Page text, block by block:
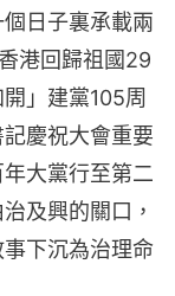
日子裏承載兩
港回歸祖國29
」建黨105周
慶祝大會重要
大黨行至第二
及興的關口，
事下沉為治理命